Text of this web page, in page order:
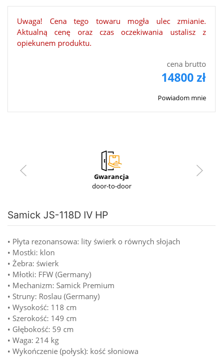
Uwaga! Cena tego towaru mogła ulec zmianie.
Aktualną cenę oraz czas oczekiwania ustalisz z
opiekunem produktu.
cena brutto
14800 zł
Powiadom mnie
Gwarancja
door-to-door
Samick JS-118D IV HP
• Płyta rezonansowa: lity świerk o równych słojach
• Mostki: klon
• Żebra: świerk
• Młotki: FFW (Germany)
• Mechanizm: Samick Premium
• Struny: Roslau (Germany)
• Wysokość: 118 cm
• Szerokość: 149 cm
• Głębokość: 59 cm
• Waga: 214 kg
• Wykończenie (połysk): kość słoniowa